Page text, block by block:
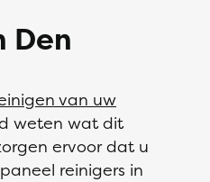
Den
van uw
weten wat dit
ervoor dat u
reinigers in